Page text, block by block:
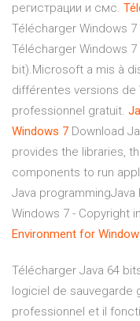
регистрации и смс.
Télécharger Windows 7
Télécharger Windows 7
bit).Microsoft a mis à
différentes versions de
professionnel gratuit.
Windows 7 Download
provides the libraries,
components to run
Java programmingJava
Windows 7 - Copyright
Environment for
Télécharger Java 64
logiciel de sauvegarde
professionnel et il